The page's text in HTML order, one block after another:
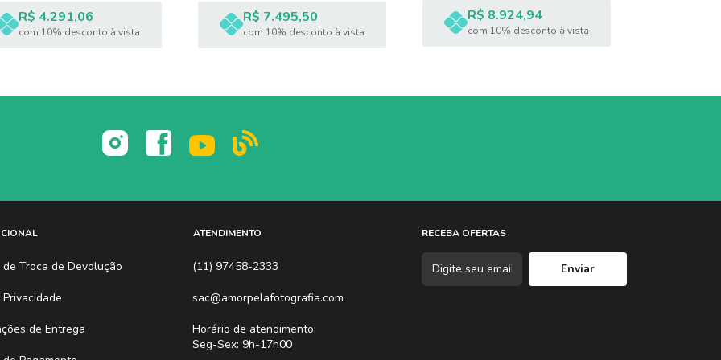
R$ 4.291,06
com 10% desconto à vista
R$ 7.495,50
com 10% desconto à vista
R$ 8.924,94
com 10% desconto à vista
Troca de Devolução
de Entrega
ATENDIMENTO
(11) 97458-2333
sac@amorpelafotografia.com
Horário de atendimento:
Seg-Sex: 9h-17h00
RECEBA OFERTAS